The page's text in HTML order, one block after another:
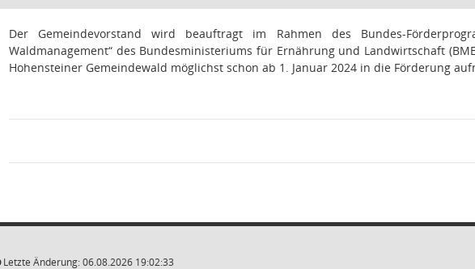
Der Gemeindevorstand wird beauftragt im Rahmen des Bundes-
Waldmanagement“ des Bundesministeriums für Ernährung und Landwirtschaft
Hohensteiner Gemeindewald möglichst schon ab 1. Januar 2024 in die Förderung
Letzte Änderung: 06.08.2026 19:02:33